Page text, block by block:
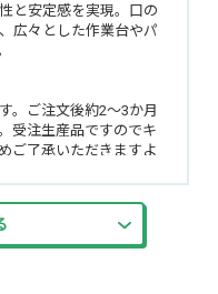
と安定感を実現。口の
広々とした作業台やパ
。ご注文後約2〜3か月
受注生産品ですのでキ
ご了承いただきますよ